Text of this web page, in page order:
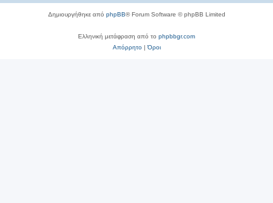
Δημιουργήθηκε από phpBB® Forum Software © phpBB Limited
Ελληνική μετάφραση από το phpbbgr.com
Απόρρητο|Όροι